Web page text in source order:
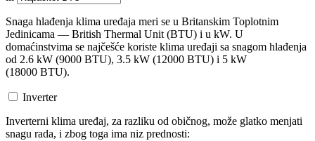
Snaga hlađenja klima uređaja meri se u Britanskim Toplotnim
Jedinicama — British Thermal Unit (BTU) i u kW. U
domaćinstvima se najčešće koriste klima uređaji sa snagom hlađenja
od 2.6 kW (9000 BTU), 3.5 kW (12000 BTU) i 5 kW
(18000 BTU).
Inverter
Inverterni klima uređaj, za razliku od običnog, može glatko menjati
snagu rada, i zbog toga ima niz prednosti: